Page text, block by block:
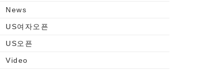
News
US여자오픈
US오픈
Video